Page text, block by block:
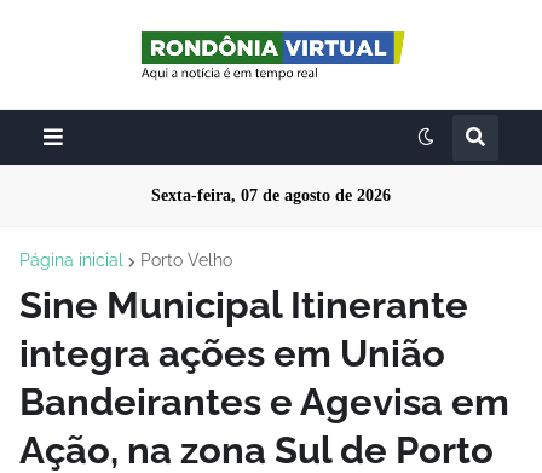
Sexta-feira, 07 de agosto de 2026
Página inicial Porto Velho
Sine Municipal Itinerante
integra ações em União
Bandeirantes e Agevisa em
Ação, na zona Sul de Porto